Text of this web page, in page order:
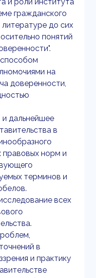
гражданского
до сих
понятий
на
доверенности,
и дальнейшее
в
норм и
терминов и
всех
в
и практику